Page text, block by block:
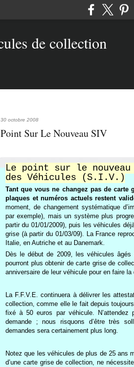
30 octobre 2008
Point Sur Le Nouveau SIV
Le point sur le nouveau
des Véhicules (S.I.V.)
Tant que vous ne changez pas de carte
plaques et numéros actuels restent
moment, de changement systématique
par exemple), mais un système plus
partir du 01/01/2009), puis les véhicules
grise (à partir du 01/03/09). La France
Italie, en Autriche et au Danemark.
Dès le début de 2009, les véhicules
pourront plus obtenir de carte grise de
anniversaire de leur véhicule pour en faire la
La F.F.V.E. continuera à délivrer les
collection, comme elle le fait depuis
fixé à 50 euros par véhicule.
demande ; nous risquons d’être très
demandes sera certainement plus long.
Notez que les véhicules de plus de 25 ans
d’une carte grise de collection, ne